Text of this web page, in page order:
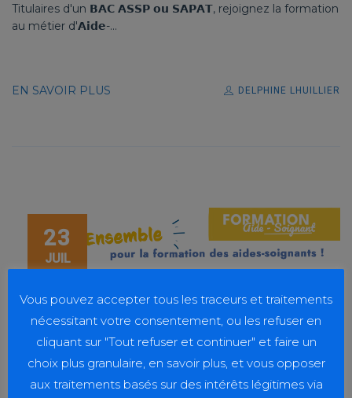
Titulaires d'un 𝗕𝗔𝗖 𝗔𝗦𝗦𝗣 𝗼𝘂 𝗦𝗔𝗣𝗔𝗧, rejoignez la formation
au métier d'𝗔𝗶𝗱𝗲-...
EN SAVOIR PLUS DELPHINE LHUILLIER
23
JUIL
Vous pouvez accepter tous les traceurs et traitements
nécessitant votre consentement, ou les refuser en
cliquant sur "Tout refuser et continuer" et faire un
choix plus granulaire, en savoir plus, et vous opposer
aux traitements basés sur des intérêts légitimes via